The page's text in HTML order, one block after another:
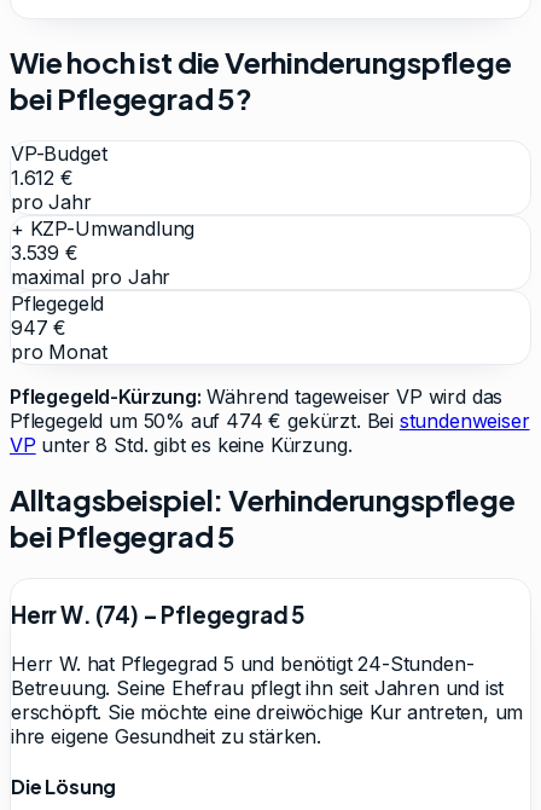
Wie hoch ist die Verhinderungspflege
bei Pflegegrad5?
VP-Budget
1.612 €
pro Jahr
+ KZP-Umwandlung
3.539 €
maximal pro Jahr
Pflegegeld
947 €
pro Monat
Pflegegeld-Kürzung: Während tageweiser VP wird das
Pflegegeld um 50% auf 474 € gekürzt. Bei stundenweiser
VP unter 8 Std. gibt es keine Kürzung.
Alltagsbeispiel: Verhinderungspflege
bei Pflegegrad5
Herr W. (74) – Pflegegrad5
Herr W. hat Pflegegrad 5 und benötigt 24-Stunden-
Betreuung. Seine Ehefrau pflegt ihn seit Jahren und ist
erschöpft. Sie möchte eine dreiwöchige Kur antreten, um
ihre eigene Gesundheit zu stärken.
Die Lösung